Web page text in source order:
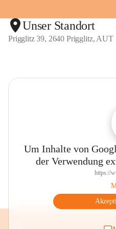
Unser Standort
Prigglitz 39, 2640 Prigglitz, AUT
Um Inhalte von
der Verwendung
https://